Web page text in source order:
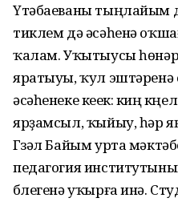
Үтәбаеваны тыңлайым
тиклем дә әсәһенә
ҡалам. Уҡытыусы
яратыуы, ҡул эштәренә
әсәһенеке кеүек: киң
ярҙамсыл, ҡыйыу, һәр
Гүзәл Байым урта
педагогия
бүлегенә уҡырға инә.